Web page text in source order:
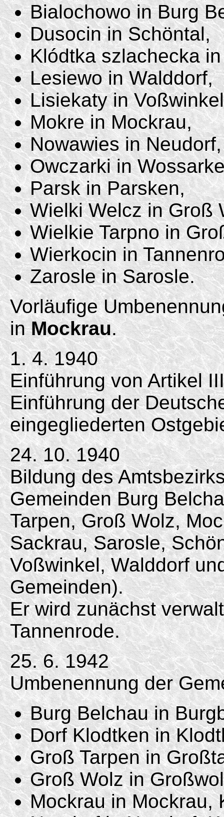
Bialochowo in Burg
Dusocin in Schöntal,
Klódtka szlachecka
Lesiewo in Walddorf,
Lisiekaty in
Mokre in Mockrau,
Nowawies in Neudorf,
Owczarki in
Parsk in Parsken,
Wielki Welcz in Groß
Wielkie Tarpno in
Wierkocin in
Zarosle in Sarosle.
Vorläufige
inMockrau.
1. 4. 1940
Einführung von Artikel III
Einführung der
eingegliederten
24. 10. 1940
Bildung des
Gemeinden Burg
Tarpen, Groß Wolz,
Sackrau, Sarosle,
Voßwinkel, Walddorf
Gemeinden).
Er wird zunächst
Tannenrode.
25. 6. 1942
Umbenennung der
Burg Belchau in
Dorf Klodtken in
Groß Tarpen in
Groß Wolz in
Mockrau in Mockrau,